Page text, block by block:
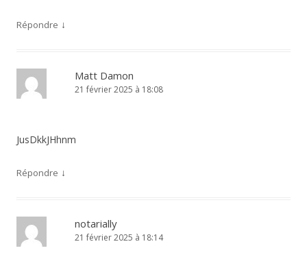
Répondre ↓
Matt Damon
21 février 2025 à 18:08
JusDkkJHhnm
Répondre ↓
notarially
21 février 2025 à 18:14